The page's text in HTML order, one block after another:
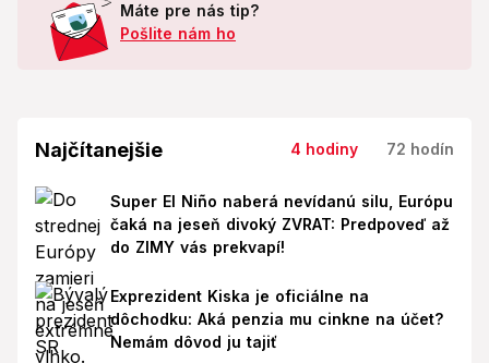
Máte pre nás tip?
Pošlite nám ho
Najčítanejšie 4 hodiny 72 hodín
Super El Niño naberá nevídanú silu, Európu
čaká na jeseň divoký ZVRAT: Predpoveď až
do ZIMY vás prekvapí!
Exprezident Kiska je oficiálne na
dôchodku: Aká penzia mu cinkne na účet?
Nemám dôvod ju tajiť